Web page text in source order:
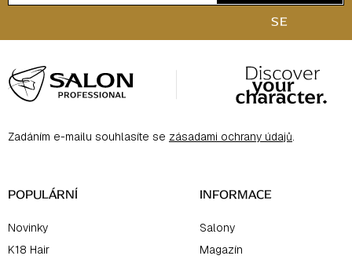
SE
á
p
Zadáním e-mailu souhlasíte se zásadami ochrany údajů
POPULÁRNÍ
Novinky
K18 Hair
INFORMACE
Salony
Magazín